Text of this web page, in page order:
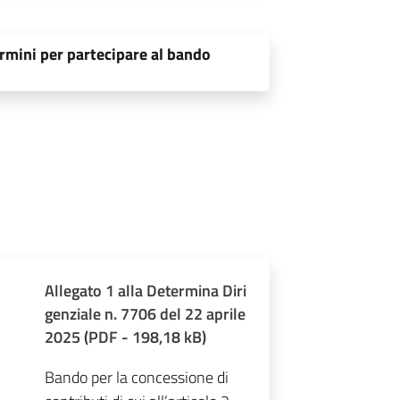
per partecipare al bando
Allegato 1 alla Determina Diri
genziale n. 7706 del 22 aprile
2025(PDF - 198,18 kB)
Bando per la concessione di